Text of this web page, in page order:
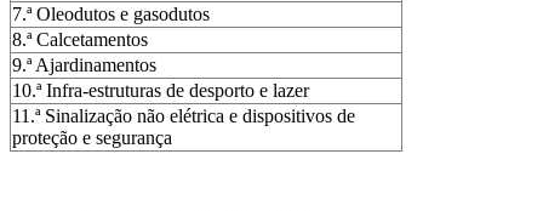
7.ª Oleodutos e gasodutos
8.ª Calcetamentos
9.ª Ajardinamentos
10.ª Infra-estruturas de desporto e lazer
11.ª Sinalização não elétrica e dispositivos de
proteção e segurança